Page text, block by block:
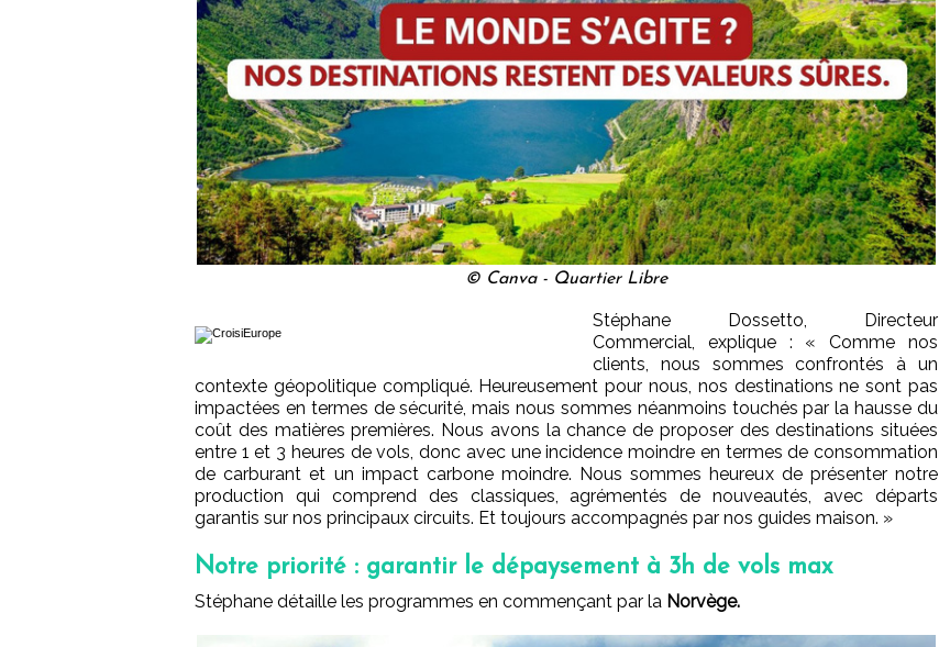
© Canva - Quartier Libre
Stéphane Dossetto, Directeur
Commercial, explique : « Comme nos
clients, nous sommes confrontés à un
contexte géopolitique compliqué. Heureusement pour nous, nos destinations ne sont pas
impactées en termes de sécurité, mais nous sommes néanmoins touchés par la hausse du
coût des matières premières. Nous avons la chance de proposer des destinations situées
entre 1 et 3 heures de vols, donc avec une incidence moindre en termes de consommation
de carburant et un impact carbone moindre. Nous sommes heureux de présenter notre
production qui comprend des classiques, agrémentés de nouveautés, avec départs
garantis sur nos principaux circuits. Et toujours accompagnés par nos guides maison. »
Notre priorité : garantir le dépaysement à 3h de vols max
Stéphane détaille les programmes en commençant par la Norvège.